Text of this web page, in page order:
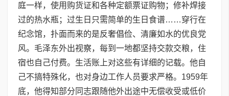
庭一样，使用购货证和各种定额票证购物；修补焊接
过的热水瓶；过生日只需简单的生日食谱……穿行在
纪念馆，扑面而来的是反奢倡俭、清廉如水的优良党
风。毛泽东外出视察，每到一地都坚持交款交粮，住
宿也自己付费。生活账上对这些有详细的记载。他自
己不搞特殊化，也对身边工作人员要求严格。1959年
底，他得知部分同志跟随他外出途中无偿收受或低价